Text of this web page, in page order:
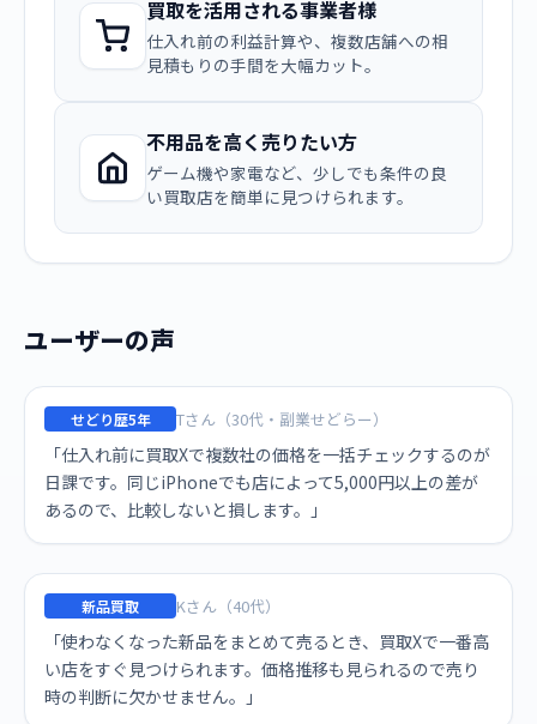
買取を活用される事業者様
仕入れ前の利益計算や、複数店舗への相
見積もりの手間を大幅カット。
不用品を高く売りたい方
ゲーム機や家電など、少しでも条件の良
い買取店を簡単に見つけられます。
ユーザーの声
せどり歴5年 Tさん（30代・副業せどらー）
「仕入れ前に買取Xで複数社の価格を一括チェックするのが
日課です。同じiPhoneでも店によって5,000円以上の差が
あるので、比較しないと損します。」
新品買取 Kさん（40代）
「使わなくなった新品をまとめて売るとき、買取Xで一番高
い店をすぐ見つけられます。価格推移も見られるので売り
時の判断に欠かせません。」